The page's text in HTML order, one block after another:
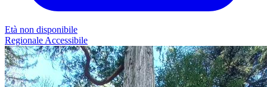
Età non disponibile
Regionale Accessibile